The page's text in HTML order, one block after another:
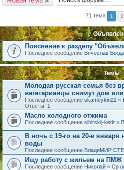
71 тема 1 2
Пояснение к разделу
Последнее сообщение Вячеслав
Темы
Молодая русская семья без
вегетарианцы снимут дом
Последнее сообщение skameykin22 «
Ответы: 1
Масло холодного отжима
Последнее сообщение sibirskij-kedr «
В ночь с 19-го на 20-е января
воды
Последнее сообщение ВладиМИР
Ищу работу с жильем на ПМЖ
Последнее сообщение Николай « Ср